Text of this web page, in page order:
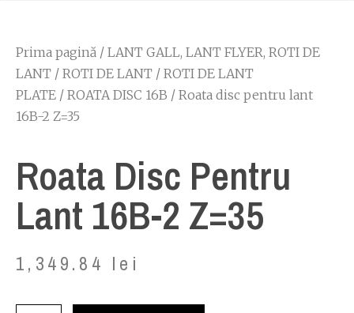
Prima pagină / LANT GALL, LANT FLYER, ROTI DE
LANT / ROTI DE LANT / ROTI DE LANT
PLATE / ROATA DISC 16B / Roata disc pentru lant
16B-2 Z=35
Roata Disc Pentru
Lant 16B-2 Z=35
1,349.84 lei